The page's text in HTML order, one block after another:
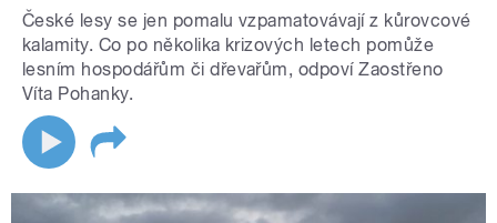
České lesy se jen pomalu vzpamatovávají z kůrovcové
kalamity. Co po několika krizových letech pomůže
lesním hospodářům či dřevařům, odpoví Zaostřeno
Víta Pohanky.